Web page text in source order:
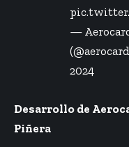
—
2024
Desarrollo de
Piñera